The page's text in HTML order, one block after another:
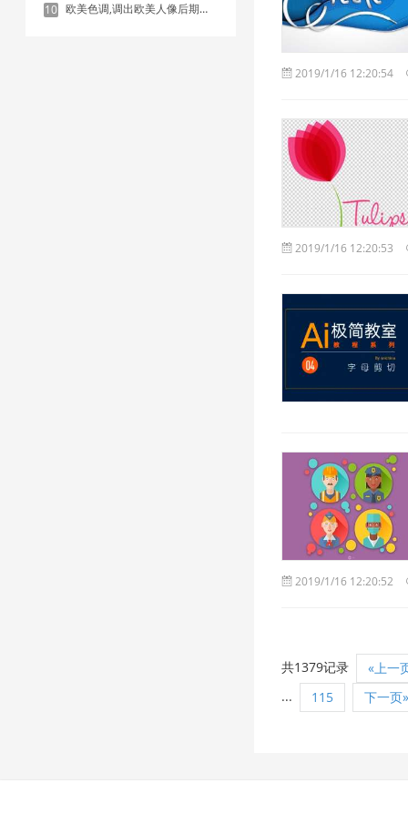
10 欧美色调,调出欧美人像后期色调实例
2019/1/16 12:20:54
2019/1/16 12:20:53
2019/1/16 12:20:52
共1379记录
«上一
...
115 下一页»